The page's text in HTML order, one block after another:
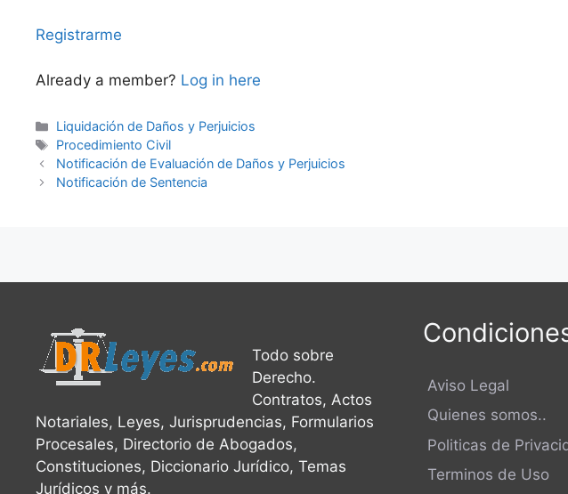
Registrarme
Already a member? Log in here
Categories
Liquidación de Daños y Perjuicios
Tags
Procedimiento Civil
Notificación de Evaluación de Daños y Perjuicios
Notificación de Sentencia
Todo sobre
Derecho.
Contratos, Actos
Notariales, Leyes, Jurisprudencias, Formularios
Procesales, Directorio de Abogados,
Constituciones, Diccionario Jurídico, Temas
Jurídicos y más.
Aviso Legal
Quienes somos..
Politicas de
Terminos de Uso